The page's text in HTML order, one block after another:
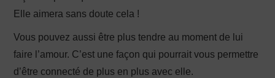
Elle aimera sans doute cela !
Vous pouvez aussi être plus tendre au moment de lui
faire l’amour. C’est une façon qui pourrait vous permettre
d’être connecté de plus en plus avec elle.